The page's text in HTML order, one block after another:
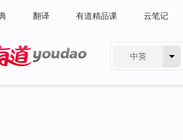
翻译 有道精品课 云笔记
中英